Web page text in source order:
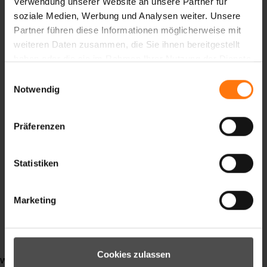
soziale Medien, Werbung und Analysen weiter. Unsere
Partner führen diese Informationen möglicherweise mit
weiteren Daten zusammen, die Sie ihnen bereitgestellt
Notwendig
Präferenzen
Statistiken
Marketing
Cookies zulassen
Podium
DSV
gloves
race
slopes
Wettkampf
Alpin
Medaille
weiterlesen ...